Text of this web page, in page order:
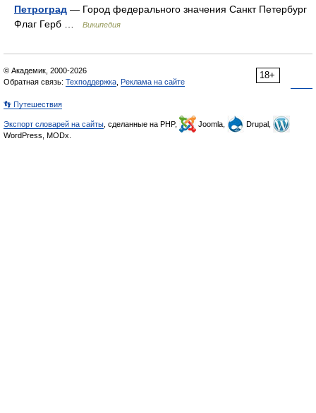
Петроград — Город федерального значения Санкт Петербург
Флаг Герб …
Википедия
18+
© Академик, 2000-2026
Обратная связь: Техподдержка Реклама на сайте
👣 Путешествия
Экспорт словарей на сайты , сделанные на PHP, Joomla,
Drupal,
WordPress, MODx.